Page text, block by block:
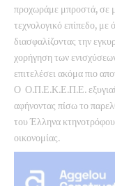
προχωράμε μπροστά, σε
τεχνολογικό επίπεδο,
διασφαλίζοντας την
χορήγηση των
επιτελέσει ακόμα πιο
Ο Ο.Π.Ε.Κ.Ε.Π.Ε.
αφήνοντας πίσω το
του Έλληνα κτηνοτρόφου
οικονομίας.